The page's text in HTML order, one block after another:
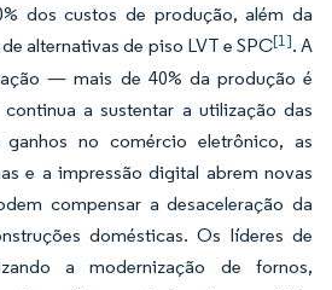
dos custos de produção, além da
alternativas de piso LVT e SPC[1]. A
— mais de 40% da produção é
a sustentar a utilização das
no comércio eletrônico, as
e a impressão digital abrem novas
compensar a desaceleração da
domésticas. Os líderes de
a modernização de fornos,